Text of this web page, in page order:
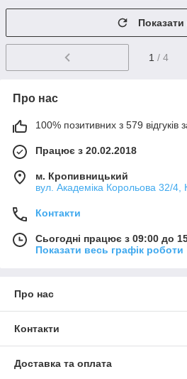
1 / 4
Про нас
100% позитивних з 579 відгуків
Працює з 20.02.2018
м. Кропивницький
вул. Академіка Корольова 32/4,
Контакти
Сьогодні працює з 09:00 до
Показати весь графік роботи
Про нас
Контакти
Доставка та оплата